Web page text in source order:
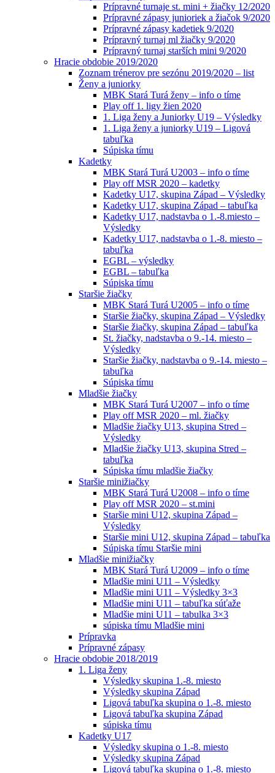
Prípravné turnaje st. mini + žiačky 12/2020
Prípravné zápasy junioriek a žiačok 9/2020
Prípravné zápasy kadetiek 9/2020
Prípravný turnaj ml žiačky 9/2020
Prípravný turnaj starších mini 9/2020
Hracie obdobie 2019/2020
Zoznam trénerov pre sezónu 2019/2020 – list
Ženy a juniorky
MBK Stará Turá ženy – info o tíme
Play off 1. ligy žien 2020
1. Liga ženy a Juniorky U19 – Výsledky
1. Liga ženy a juniorky U19 – Ligová
tabuľka
Súpiska tímu
Kadetky
MBK Stará Turá U2003 – info o tíme
Play off MSR 2020 – kadetky
Kadetky U17, skupina Západ – Výsledky
Kadetky U17, skupina Západ – tabuľka
Kadetky U17, nadstavba o 1.-8.miesto –
Výsledky
Kadetky U17, nadstavba o 1.-8. miesto –
tabuľka
EGBL – výsledky
EGBL – tabuľka
Súpiska tímu
Staršie žiačky
MBK Stará Turá U2005 – info o tíme
Staršie žiačky, skupina Západ – Výsledky
Staršie žiačky, skupina Západ – tabuľka
St. žiačky, nadstavba o 9.-14. miesto –
Výsledky
Staršie žiačky, nadstavba o 9.-14. miesto –
tabuľka
Súpiska tímu
Mladšie žiačky
MBK Stará Turá U2007 – info o tíme
Play off MSR 2020 – ml. žiačky
Mladšie žiačky U13, skupina Stred –
Výsledky
Mladšie žiačky U13, skupina Stred –
tabuľka
Súpiska tímu mladšie žiačky
Staršie minižiačky
MBK Stará Turá U2008 – info o tíme
Play off MSR 2020 – st.mini
Staršie mini U12, skupina Západ –
Výsledky
Staršie mini U12, skupina Západ – tabuľka
Súpiska tímu Staršie mini
Mladšie minižiačky
MBK Stará Turá U2009 – info o tíme
Mladšie mini U11 – Výsledky
Mladšie mini U11 – Výsledky 3×3
Mladšie mini U11 – tabuľka súťaže
Mladšie mini U11 – tabulka 3×3
súpiska tímu Mladšie mini
Prípravka
Prípravné zápasy
Hracie obdobie 2018/2019
1. Liga ženy
Výsledky skupina 1.-8. miesto
Výsledky skupina Západ
Ligová tabuľka skupina o 1.-8. miesto
Ligová tabuľka skupina Západ
súpiska tímu
Kadetky U17
Výsledky skupina o 1.-8. miesto
Výsledky skupina Západ
Ligová tabuľka skupina o 1.-8. miesto